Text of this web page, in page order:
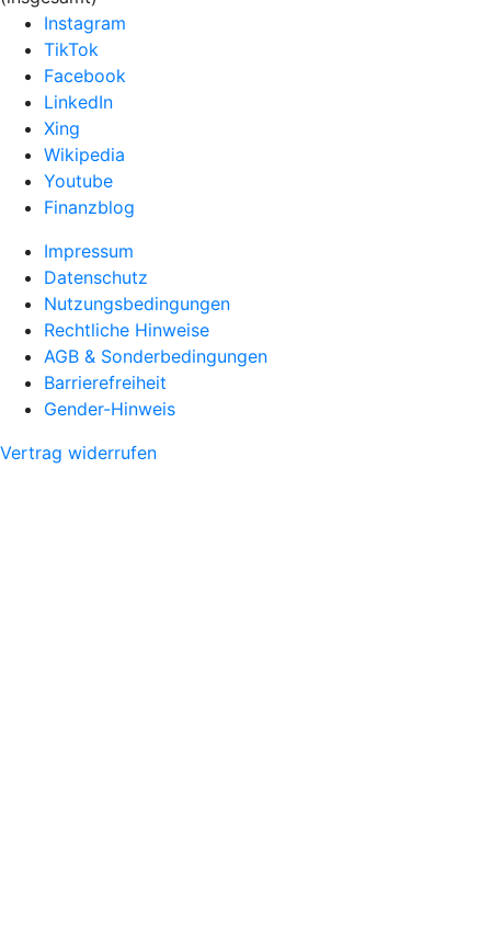
Instagram
TikTok
Facebook
LinkedIn
Xing
Wikipedia
Youtube
Finanzblog
Impressum
Datenschutz
Nutzungsbedingungen
Rechtliche Hinweise
AGB & Sonderbedingungen
Barrierefreiheit
Gender-Hinweis
Vertrag widerrufen